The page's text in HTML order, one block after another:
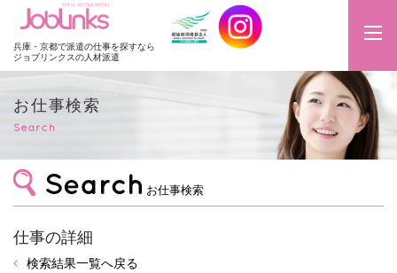
JobLinks
兵庫・京都で派遣の仕事を探すなら
ジョブリンクスの人材派遣
お仕事検索
Search
お仕事検索
仕事の詳細
検索結果一覧へ戻る